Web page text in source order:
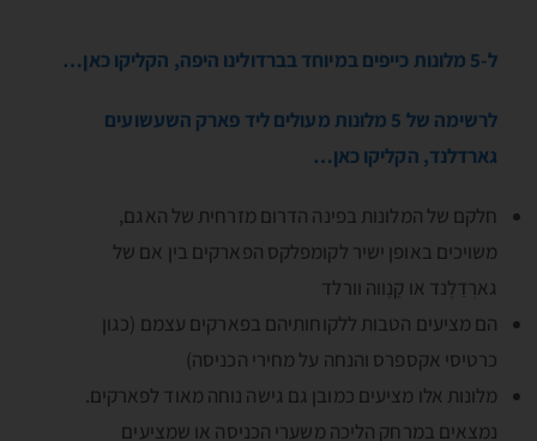
ל-5 מלונות כייפים במיוחד בברדולינו היפה, הקליקו כאן…
לרשימה של 5 מלונות מעולים ליד פארק השעשועים
גארדלנד, הקליקו כאן…
חלקם של המלונות בפינה הדרום מזרחית של האגם,
משויכים באופן ישיר לקומפלקס הפארקים בין אם של
גארְדַלֶנד או קָנֶווה וורלד
הם מציעים הטבות ללקוחותיהם בפארקים עצמם (כגון
כרטיסי אקספרס והנחה על מחירי הכניסה)
מלונות אלו מציעים כמובן גם גישה נוחה מאוד לפארקים.
נמצאים במרחק הליכה משערי הכניסה או שמציעים